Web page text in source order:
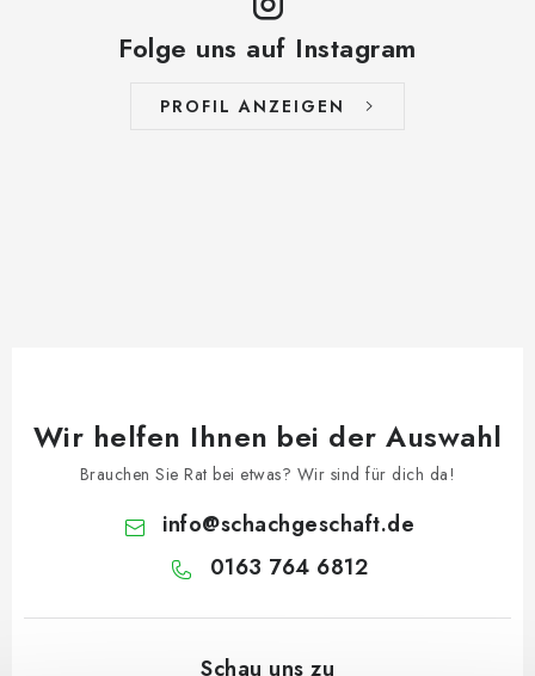
Folge uns auf Instagram
PROFIL ANZEIGEN
Wir helfen Ihnen bei der Auswahl
Brauchen Sie Rat bei etwas? Wir sind für dich da!
info@schachgeschaft.de
0163 764 6812